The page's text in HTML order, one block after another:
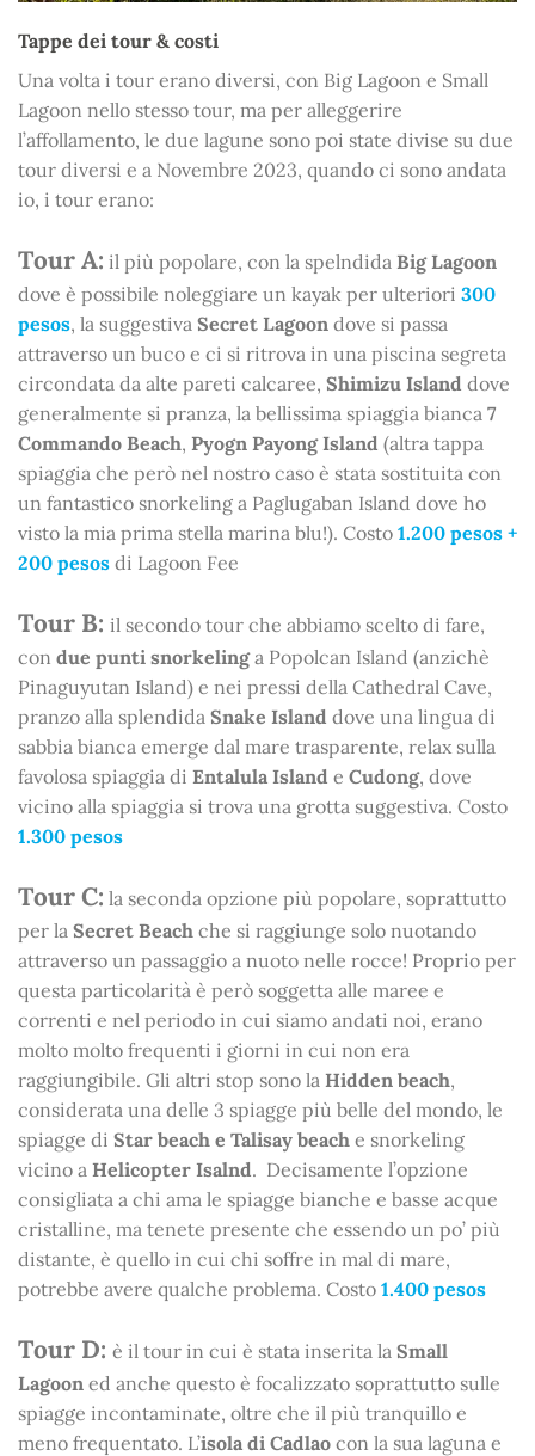
Tappe dei tour & costi
Una volta i tour erano diversi, con Big Lagoon e Small
Lagoon nello stesso tour, ma per alleggerire
l’affollamento, le due lagune sono poi state divise su due
tour diversi e a Novembre 2023, quando ci sono andata
io, i tour erano:
Tour A: il più popolare, con la spelndida Big Lagoon
dove è possibile noleggiare un kayak per ulteriori 300
pesos, la suggestiva Secret Lagoon dove si passa
attraverso un buco e ci si ritrova in una piscina segreta
circondata da alte pareti calcaree, Shimizu Island dove
generalmente si pranza, la bellissima spiaggia bianca 7
Commando Beach, Pyogn Payong Island (altra tappa
spiaggia che però nel nostro caso è stata sostituita con
un fantastico snorkeling a Paglugaban Island dove ho
visto la mia prima stella marina blu!). Costo 1.200 pesos +
200 pesos di Lagoon Fee
Tour B: il secondo tour che abbiamo scelto di fare,
con due punti snorkelinga Popolcan Island (anzichè
Pinaguyutan Island) e nei pressi della Cathedral Cave,
pranzo alla splendida Snake Island dove una lingua di
sabbia bianca emerge dal mare trasparente, relax sulla
favolosa spiaggia di Entalula Island e Cudong, dove
vicino alla spiaggia si trova una grotta suggestiva. Costo
1.300 pesos
Tour C: la seconda opzione più popolare, soprattutto
per la Secret Beach che si raggiunge solo nuotando
attraverso un passaggio a nuoto nelle rocce! Proprio per
questa particolarità è però soggetta alle maree e
correnti e nel periodo in cui siamo andati noi, erano
molto molto frequenti i giorni in cui non era
raggiungibile. Gli altri stop sono la Hidden beach,
considerata una delle 3 spiagge più belle del mondo, le
spiagge di Star beach e Talisay beach e snorkeling
vicino a Helicopter Isalnd. Decisamente l’opzione
consigliata a chi ama le spiagge bianche e basse acque
cristalline, ma tenete presente che essendo un po’ più
distante, è quello in cui chi soffre in mal di mare,
potrebbe avere qualche problema. Costo 1.400 pesos
Tour D: è il tour in cui è stata inserita la Small
Lagoon ed anche questo è focalizzato soprattutto sulle
spiagge incontaminate, oltre che il più tranquillo e
meno frequentato. L’isola di Cadlao con la sua laguna e